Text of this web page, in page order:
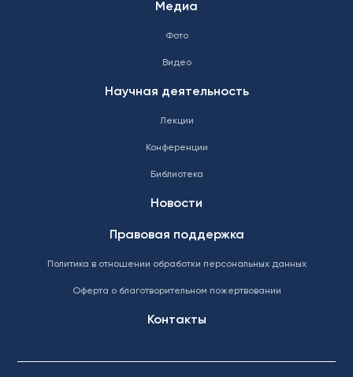
Медиа
Фото
Видео
Научная деятельность
Лекции
Конференции
Библиотека
Новости
Правовая поддержка
Политика в отношении обработки персональных данных
Оферта о благотворительном пожертвовании
Контакты